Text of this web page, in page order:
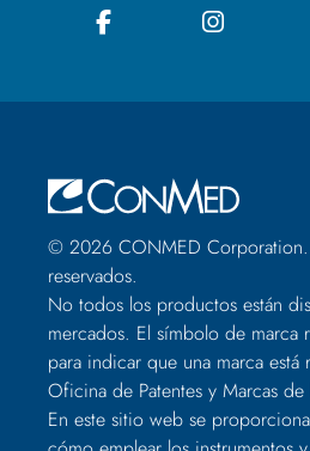
© 2026 CONMED Corporation.
reservados.
No todos los productos están
mercados. El símbolo de marca
para indicar que una marca está
Oficina de Patentes y Marcas
En este sitio web se